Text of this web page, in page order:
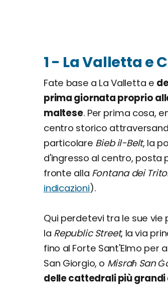
1 - La Valletta e
Fate base a La Valletta e
prima giornata proprio
maltese. Per prima cosa,
centro storico
particolare Bieb il-Belt, la
d'ingresso al centro, posta
fronte alla Fontana dei
indicazioni).
Qui perdetevi tra le sue vie
la Republic Street, la via
fino al Forte Sant'Elmo per
San Giorgio, o Misraħ San
delle cattedrali più grandi